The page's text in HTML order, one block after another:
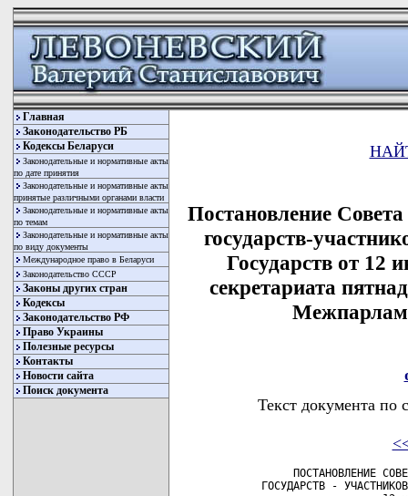
Главная
Законодательство РБ
Кодексы Беларуси
Законодательные и нормативные акты
по дате принятия
Законодательные и нормативные акты
принятые различными органами власти
Законодательные и нормативные акты
по темам
Законодательные и нормативные акты
по виду документы
Международное право в Беларуси
Законодательство СССР
Законы других стран
Кодексы
Законодательство РФ
Право Украины
Полезные ресурсы
Контакты
Новости сайта
Поиск документа
Постановление
государств-
Государств от 12
секретариата
Текст документа по
ПОСТАНОВЛЕНИЕ
ГОСУДАРСТВ -